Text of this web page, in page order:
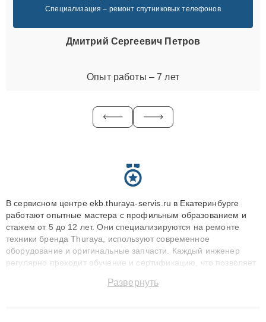
Специализация – ремонт спутниковых телефонов
Дмитрий Сергеевич Петров
Опыт работы – 7 лет
В сервисном центре ekb.thuraya-servis.ru в Екатеринбурге
работают опытные мастера с профильным образованием и
стажем от 5 до 12 лет. Они специализируются на ремонте
техники бренда Thuraya, используют современное
оборудование и оригинальные запчасти. Каждый инженер
регулярно проходит обучение и сертификацию, что позволяет
технику с сохранением гарантии до 3 лет. Наши мастера
Развернуть